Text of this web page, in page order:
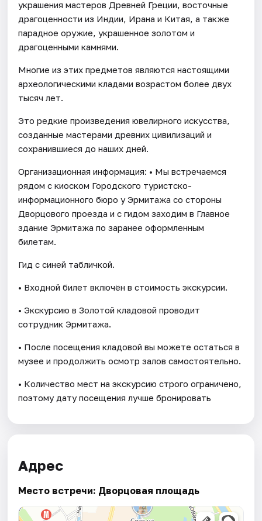
украшения мастеров Древней Греции, восточные
драгоценности из Индии, Ирана и Китая, а также
парадное оружие, украшенное золотом и
драгоценными камнями.
Многие из этих предметов являются настоящими
археологическими кладами возрастом более двух
тысяч лет.
Это редкие произведения ювелирного искусства,
созданные мастерами древних цивилизаций и
сохранившиеся до наших дней.
Организационная информация: • Мы встречаемся
рядом с киоском Городского туристско-
информационного бюро у Эрмитажа со стороны
Дворцового проезда и с гидом заходим в Главное
здание Эрмитажа по заранее оформленным
билетам.
Гид с синей табличкой.
• Входной билет включён в стоимость экскурсии.
• Экскурсию в Золотой кладовой проводит
сотрудник Эрмитажа.
• После посещения кладовой вы можете остаться в
музее и продолжить осмотр залов самостоятельно.
• Количество мест на экскурсию строго ограничено,
поэтому дату посещения лучше бронировать
Адрес
Место встречи: Дворцовая площадь